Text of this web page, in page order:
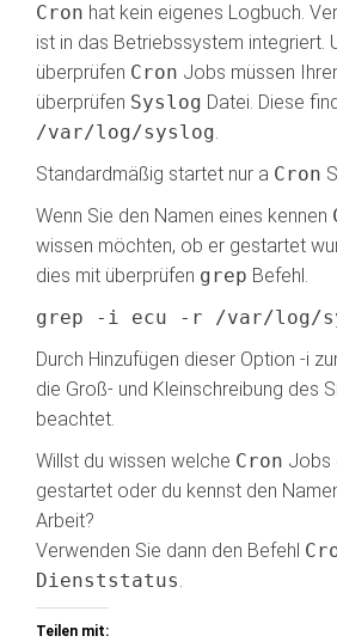
Cron hat kein eigenes Logbuch.
ist in das Betriebssystem integriert.
überprüfen Cron Jobs müssen
überprüfen Syslog Datei. Diese
/var/log/syslog.
Standardmäßig startet nur a Cron
Wenn Sie den Namen eines kennen
wissen möchten, ob er gestartet
dies mit überprüfen grep Befehl.
grep -i ecu -r /var/log/
Durch Hinzufügen dieser Option -i
die Groß- und Kleinschreibung des
beachtet.
Willst du wissen welche Cron Jobs
gestartet oder du kennst den
Arbeit?
Verwenden Sie dann den Befehl
Dienststatus.
Teilen mit: